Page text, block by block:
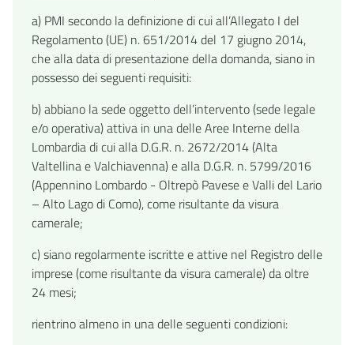
a) PMI secondo la definizione di cui all’Allegato I del
Regolamento (UE) n. 651/2014 del 17 giugno 2014,
che alla data di presentazione della domanda, siano in
possesso dei seguenti requisiti:
b) abbiano la sede oggetto dell’intervento (sede legale
e/o operativa) attiva in una delle Aree Interne della
Lombardia di cui alla D.G.R. n. 2672/2014 (Alta
Valtellina e Valchiavenna) e alla D.G.R. n. 5799/2016
(Appennino Lombardo - Oltrepò Pavese e Valli del Lario
– Alto Lago di Como), come risultante da visura
camerale;
c) siano regolarmente iscritte e attive nel Registro delle
imprese (come risultante da visura camerale) da oltre
24 mesi;
rientrino almeno in una delle seguenti condizioni: